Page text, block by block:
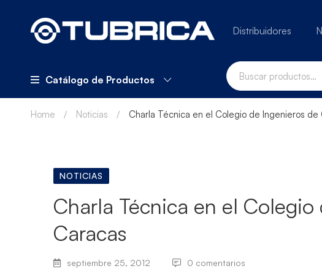
Distribuidores
Catálogo de Productos
Home Noticias Charla Técnica en el Colegio de Ingenieros de
NOTICIAS
Charla Técnica en el Colegio
Caracas
septiembre 25, 2012 0 comentarios